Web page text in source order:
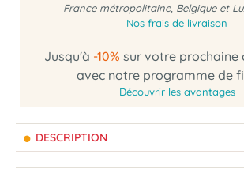
France métropolitaine, Belgique et
Nos frais de livraison
Jusqu'à -10% sur votre prochaine
avec notre programme de
Découvrir les avantages
DESCRIPTION